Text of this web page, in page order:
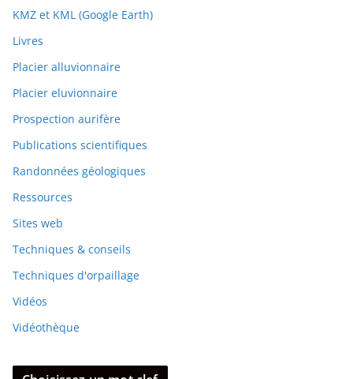
KMZ et KML (Google Earth)
Livres
Placier alluvionnaire
Placier eluvionnaire
Prospection aurifère
Publications scientifiques
Randonnées géologiques
Ressources
Sites web
Techniques & conseils
Techniques d'orpaillage
Vidéos
Vidéothèque